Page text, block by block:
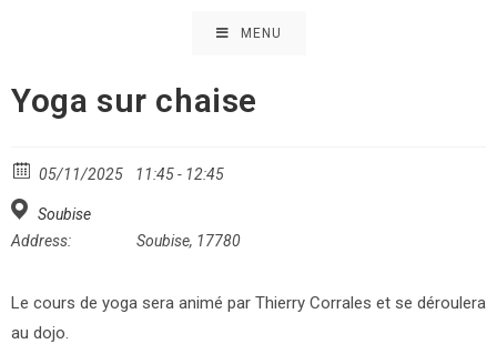
MENU
Yoga sur chaise
05/11/2025 11:45 - 12:45
Soubise
Address:
Soubise, 17780
Le cours de yoga sera animé par Thierry Corrales et se déroulera
au dojo.